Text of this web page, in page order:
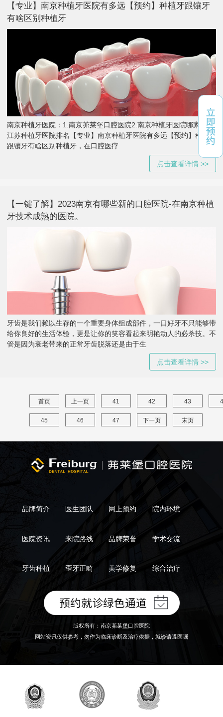
【专业】南京种植牙医院有多远【预约】种植牙跟镶牙
有啥区别种植牙
南京种植牙医院：1.南京茀莱堡口腔医院2.南京种植牙医院哪家好 3.
江苏种植牙医院排名【专业】南京种植牙医院有多远【预约】种植牙
跟镶牙有啥区别种植牙，在口腔医疗
点击查看详情 >>
【一键了解】2023南京有哪些新的口腔医院-在南京种植
牙技术成熟的医院。
牙齿是我们赖以生存的一个重要身体组成部件，一口好牙不只能够带
给你良好的生活体验，更是让你的笑容看起来明艳动人的必杀技。不
管是因为衰老带来的正常牙齿脱落还是由于生
点击查看详情 >>
首页 上一页 41 42 43
45 46 47 下一页 末页
品牌简介 医生团队 网上预约 院内环境
医院资讯 来院路线 品牌荣誉 学术交流
牙齿种植 歪牙正畸 美学修复 综合治疗
版权所有：南京茀莱堡口腔医院
网站资讯仅供参考，勿作为临床诊断及治疗依据，就诊请遵医嘱